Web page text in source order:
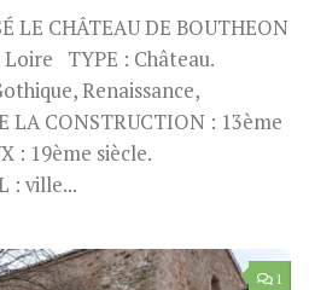
LE CHÂTEAU DE BOUTHEON
TYPE : Château.
Renaissance,
LA CONSTRUCTION : 13ème
: 19ème siècle.
: ville...
1